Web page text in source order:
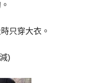
只穿大衣。
)